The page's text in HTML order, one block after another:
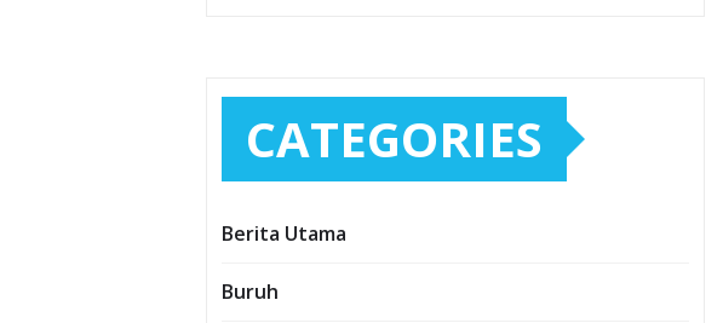
CATEGORIES
Berita Utama
Buruh